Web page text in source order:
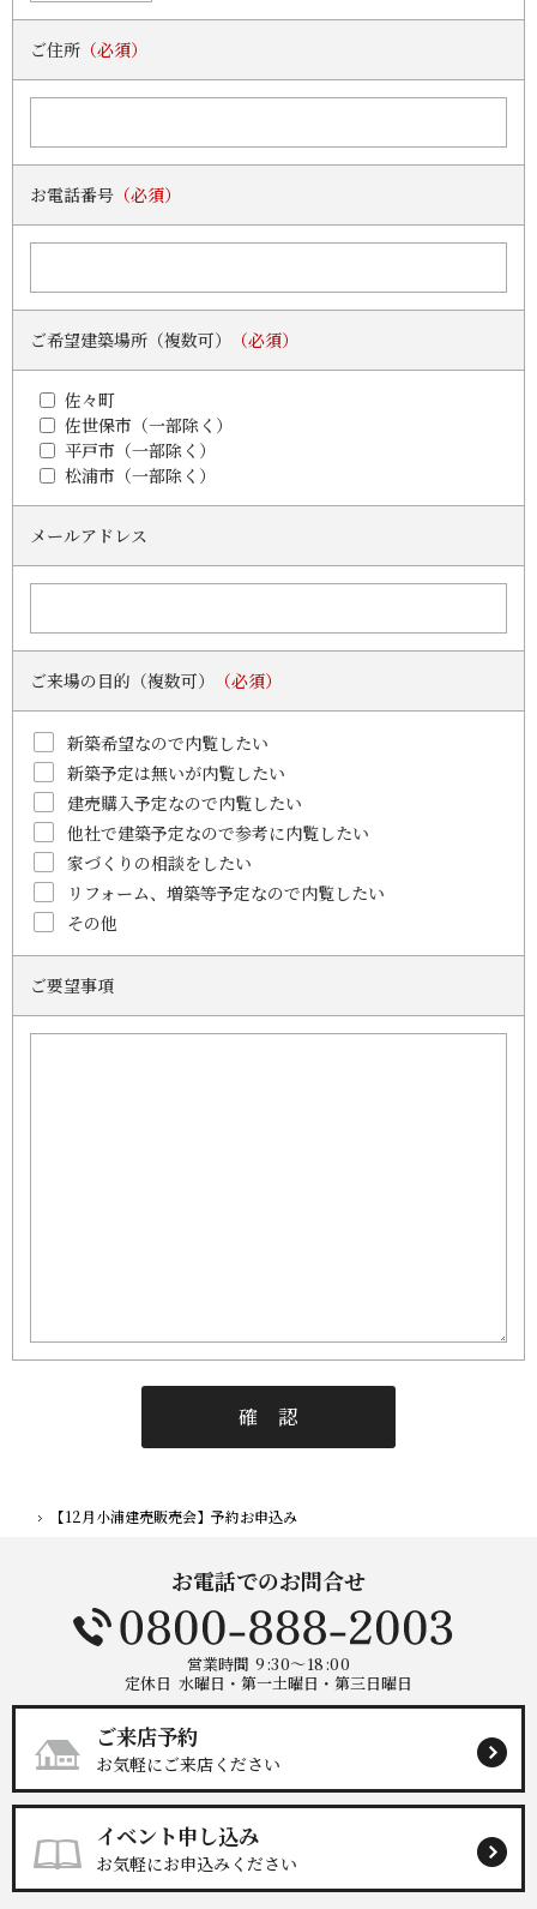
ご住所 （必須）
お電話番号 （必須）
ご希望建築場所（複数可） （必須）
佐々町
佐世保市（一部除く）
平戸市（一部除く）
松浦市（一部除く）
メールアドレス
ご来場の目的（複数可） （必須）
新築希望なので内覧したい
新築予定は無いが内覧したい
建売購入予定なので内覧したい
他社で建築予定なので参考に内覧したい
家づくりの相談をしたい
リフォーム、増築等予定なので内覧したい
その他
ご要望事項
ホーム【12月小浦建売販売会】予約お申込み
お電話でのお問合せ
営業時間 9:30～18:00
定休日 水曜日・第一土曜日・第三日曜日
ご来店予約
お気軽にご来店ください
イベント申し込み
お気軽にお申込みください